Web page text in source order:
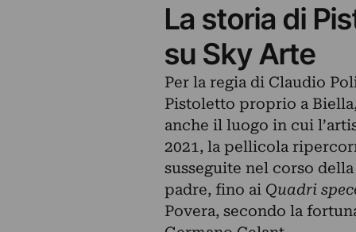
La storia di
su Sky Arte
Per la regia di Claudio
Pistoletto proprio a
anche il luogo in cui
2021, la pellicola
susseguite nel corso
padre, fino ai Quadri
Povera, secondo la